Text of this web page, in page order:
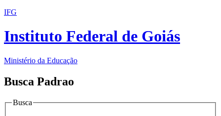
IFG
Instituto Federal de Goiás
Ministério da Educação
Busca Padrao
Busca